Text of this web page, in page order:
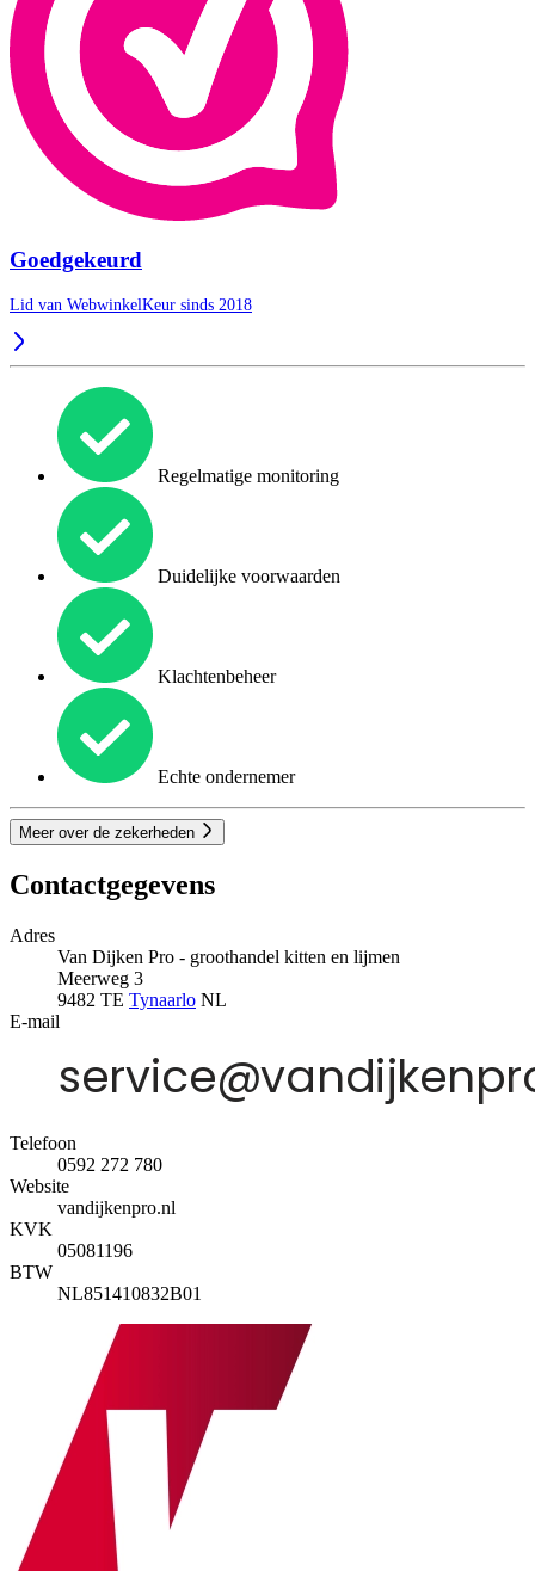
Goedgekeurd
Lid van WebwinkelKeur sinds 2018
Regelmatige monitoring
Duidelijke voorwaarden
Klachtenbeheer
Echte ondernemer
Meer over de zekerheden
Contactgegevens
Adres
Van Dijken Pro - groothandel kitten en lijmen
Meerweg 3
9482 TE Tynaarlo NL
E-mail
Telefoon
0592 272 780
Website
vandijkenpro.nl
KVK
05081196
BTW
NL851410832B01